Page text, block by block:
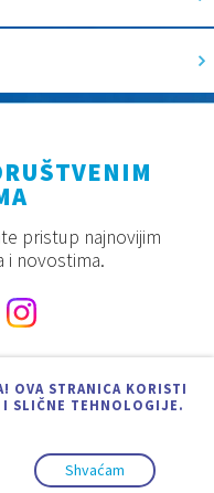
OVA STRANICA KORISTI
I SLIČNE TEHNOLOGIJE.
Shvaćam
pristup najnovijim
i novostima.